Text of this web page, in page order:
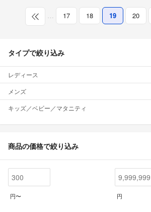
… 17 18 19 20
タイプで絞り込み
レディース
メンズ
キッズ／ベビー／マタニティ
商品の価格で絞り込み
円〜 円